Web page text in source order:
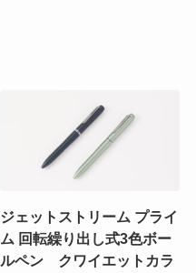
ジェットストリーム プライ
ム 回転繰り出し式3色ボー
ルペン クワイエットカラ